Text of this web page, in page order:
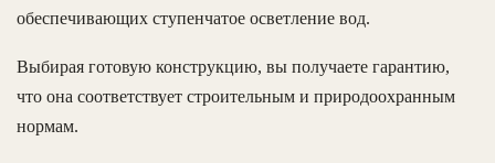
обеспечивающих ступенчатое осветление вод.
Выбирая готовую конструкцию, вы получаете гарантию,
что она соответствует строительным и природоохранным
нормам.